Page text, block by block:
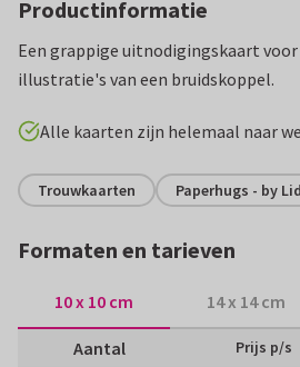
Productinformatie
Een grappige uitnodigingskaart
illustratie's van een bruidskoppel.
Alle kaarten zijn helemaal naar
Trouwkaarten Paperhugs - by
Formaten en tarieven
10 x 10 cm 14 x 14 cm
Aantal Prijs p/s